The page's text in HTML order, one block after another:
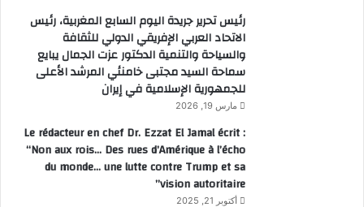
رئيس تحرير جريدة اليوم السابع المغربية، رئيس
الاتحاد العربي الإفريقي الدولي للثقافة
والسياحة والتنمية الدكتور عزت الجمال يبايع
سماحة السيد مجتبى خامنئي المرشد الأعلى
للجمهورية الإسلامية في إيران
مارس 19, 2026
Le rédacteur en chef Dr. Ezzat El Jamal écrit :
“Non aux rois… Des rues d’Amérique à l’écho
du monde… une lutte contre Trump et sa
vision autoritaire”
أكتوبر 21, 2025